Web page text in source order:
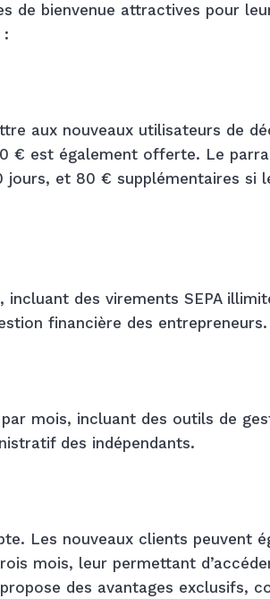
de bienvenue attractives pour
:
aux nouveaux utilisateurs de
€ est également offerte. Le
et 80 € supplémentaires si
des virements SEPA
financière des entrepreneurs.
mois, incluant des outils de
des indépendants.
Les nouveaux clients peuvent
mois, leur permettant
des avantages exclusifs,